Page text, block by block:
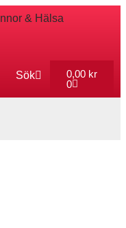
Sök 0,00 kr
0